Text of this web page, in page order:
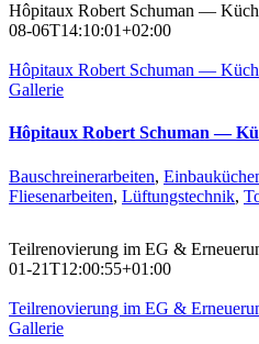
Hôpitaux Robert Schuman —
08-06T14:10:01+02:00
Hôpitaux Robert Schuman —
Gallerie
Hôpitaux Robert Schuman —
Bauschreinerarbeiten,
Fliesenarbeiten, Lüftungstechnik,
Teilrenovierung im EG &
01-21T12:00:55+01:00
Teilrenovierung im EG &
Gallerie